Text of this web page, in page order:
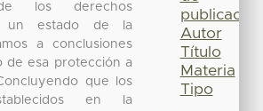
los derechos
un estado de la
a conclusiones
de esa protección a
que los
en la
publicación
Autor
Título
Materia
Tipo